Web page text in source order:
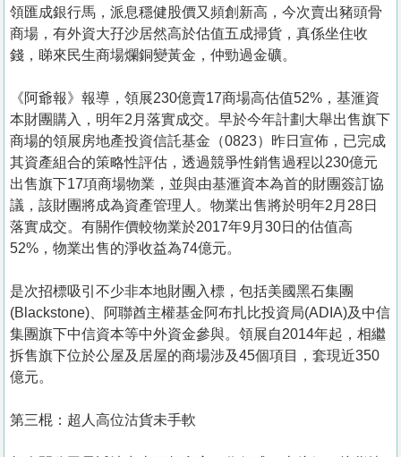
領匯成銀行馬，派息穩健股價又頻創新高，今次賣出豬頭骨
商場，有外資大孖沙居然高於估值五成掃貨，真係坐住收
錢，睇來民生商場爛銅變黃金，仲勁過金礦。
《阿爺報》報導，領展230億賣17商場高估值52%，基滙資
本財團購入，明年2月落實成交。早於今年計劃大舉出售旗下
商場的領展房地產投資信託基金（0823）昨日宣佈，已完成
其資產組合的策略性評估，透過競爭性銷售過程以230億元
出售旗下17項商場物業，並與由基滙資本為首的財團簽訂協
議，該財團將成為資產管理人。物業出售將於明年2月28日
落實成交。有關作價較物業於2017年9月30日的估值高
52%，物業出售的淨收益為74億元。
是次招標吸引不少非本地財團入標，包括美國黑石集團
(Blackstone)、阿聯酋主權基金阿布扎比投資局(ADIA)及中信
集團旗下中信資本等中外資金參與。領展自2014年起，相繼
拆售旗下位於公屋及居屋的商場涉及45個項目，套現近350
億元。
第三棍：超人高位沽貨未手軟